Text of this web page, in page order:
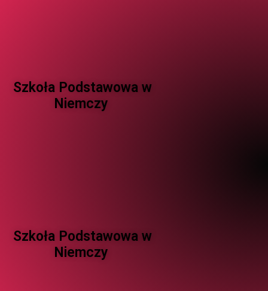
Szkoła Podstawowa w
Niemczy ​
Szkoła Podstawowa w
Niemczy ​